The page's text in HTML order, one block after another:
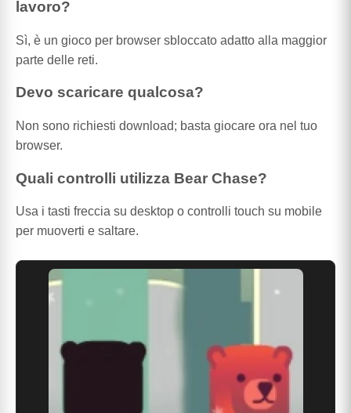
lavoro?
Sì, è un gioco per browser sbloccato adatto alla maggior
parte delle reti.
Devo scaricare qualcosa?
Non sono richiesti download; basta giocare ora nel tuo
browser.
Quali controlli utilizza Bear Chase?
Usa i tasti freccia su desktop o controlli touch su mobile
per muoverti e saltare.